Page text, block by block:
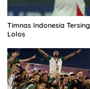
Timnas Indonesia
Lolos